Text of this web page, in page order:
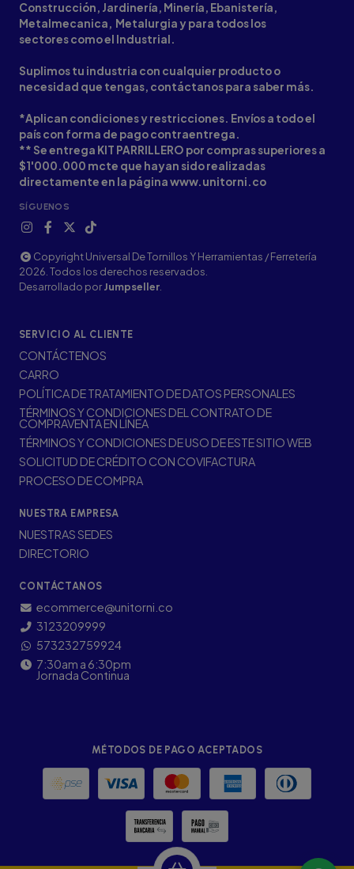
Construcción, Jardinería, Minería, Ebanistería,
Metalmecanica, Metalurgia y para todos los
sectores como el Industrial.
Suplimos tu industria con cualquier producto o
necesidad que tengas, contáctanos para saber más.
*Aplican condiciones y restricciones. Envíos a todo el
país con forma de pago contraentrega.
** Se entrega KIT PARRILLERO por compras superiores a
$1'000.000 mcte que hayan sido realizadas
directamente en la página www.unitorni.co
SÍGUENOS
Copyright Universal De Tornillos Y Herramientas / Ferretería
2026. Todos los derechos reservados.
Desarrollado porJumpseller
SERVICIO AL CLIENTE
CONTÁCTENOS
CARRO
POLÍTICA DE TRATAMIENTO DE DATOS PERSONALES
TÉRMINOS Y CONDICIONES DEL CONTRATO DE
COMPRAVENTA EN LÍNEA
TÉRMINOS Y CONDICIONES DE USO DE ESTE SITIO WEB
SOLICITUD DE CRÉDITO CON COVIFACTURA
PROCESO DE COMPRA
NUESTRA EMPRESA
NUESTRAS SEDES
DIRECTORIO
CONTÁCTANOS
ecommerce@unitorni.co
3123209999
573232759924
7:30am a 6:30pm
Jornada Continua
MÉTODOS DE PAGO ACEPTADOS